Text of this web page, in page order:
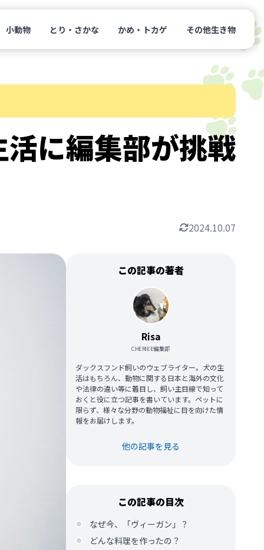
小動物 とり・さかな かめ・トカゲ その他生き物
に編集部が挑戦
2024.10.07
この記事の著者
Risa
CHERIEE編集部
ダックスフンド飼いのウェブライター。犬の生
活はもちろん、動物に関する日本と海外の文化
や法律の違い等に着目し、飼い主目線で知って
おくと役に立つ記事を書いています。ペットに
限らず、様々な分野の動物福祉に目を向けた情
報をお届けします。
他の記事を見る
この記事の目次
なぜ今、「ヴィーガン」？
どんな料理を作ったの？